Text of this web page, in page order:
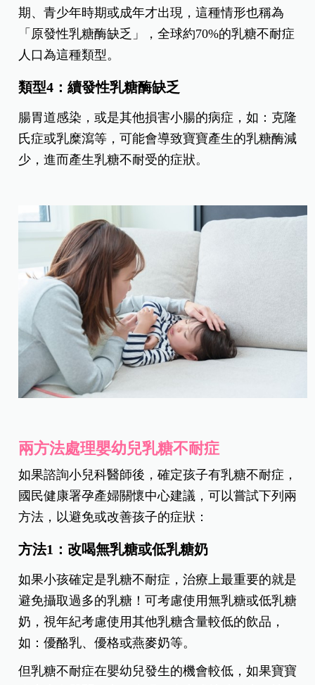
期、青少年時期或成年才出現，這種情形也稱為
「原發性乳糖酶缺乏」，全球約70%的乳糖不耐症
人口為這種類型。
類型4：續發性乳糖酶缺乏
腸胃道感染，或是其他損害小腸的病症，如：克隆
氏症或乳糜瀉等，可能會導致寶寶產生的乳糖酶減
少，進而產生乳糖不耐受的症狀。
兩方法處理嬰幼兒乳糖不耐症
如果諮詢小兒科醫師後，確定孩子有乳糖不耐症，
國民健康署孕產婦關懷中心建議，可以嘗試下列兩
方法，以避免或改善孩子的症狀：
方法1 ：改喝無乳糖或低乳糖奶
如果小孩確定是乳糖不耐症，治療上最重要的就是
避免攝取過多的乳糖！可考慮使用無乳糖或低乳糖
奶，視年紀考慮使用其他乳糖含量較低的飲品，
如：優酪乳、優格或燕麥奶等。
但乳糖不耐症在嬰幼兒發生的機會較低，如果寶寶